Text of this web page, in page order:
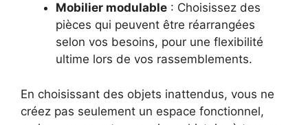
Mobilier modulable : Choisissez des
pièces qui peuvent être réarrangées
selon vos besoins, pour une flexibilité
ultime lors de vos rassemblements.
En choisissant des objets inattendus, vous ne
créez pas seulement un espace fonctionnel,